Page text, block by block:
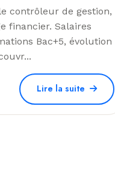
contrôleur de gestion,
financier. Salaires
Bac+5, évolution
Lire la suite